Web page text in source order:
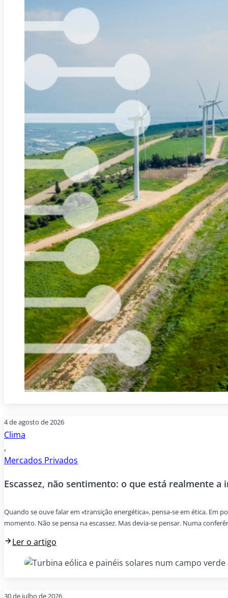
4 de agosto de 2026
Clima
,
Mercados Privados
Escassez, não sentimento: o que está realmente
Quando se ouve falar em «transição energética», pensa-se em ética. Em
momento. Não se pensa na escassez. Mas devia-se pensar. Numa
Ler o artigo
30 de julho de 2026